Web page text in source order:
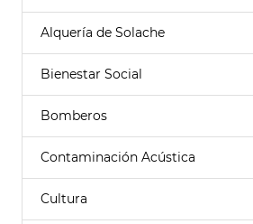
Alquería de Solache
Bienestar Social
Bomberos
Contaminación Acústica
Cultura